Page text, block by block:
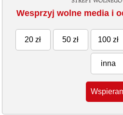
Wesprzyj wolne media i
20 zł 50 zł 100 zł
inna